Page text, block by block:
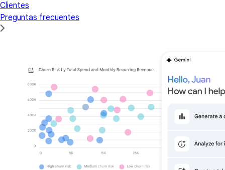
Clientes
Preguntas frecuentes